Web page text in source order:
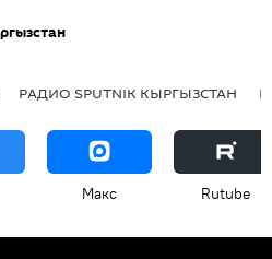
РАДИО SPUTNIK КЫРГЫЗСТАН
Макс Rutube